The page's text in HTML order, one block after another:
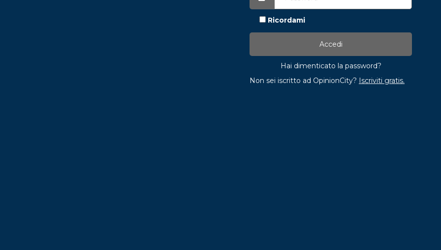
Ricordami
Hai dimenticato la password?
Non sei iscritto ad OpinionCity? Iscriviti gratis.